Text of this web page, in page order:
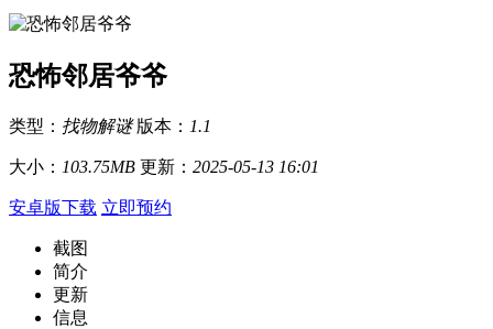
恐怖邻居爷爷
类型： 找物解谜 版本： 1.1
大小： 103.75MB 更新： 2025-05-13 16:01
安卓版下载 立即预约
截图
简介
更新
信息